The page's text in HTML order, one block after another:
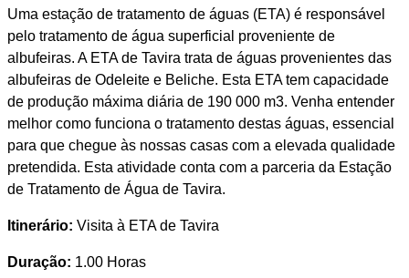
Uma estação de tratamento de águas (ETA) é responsável
pelo tratamento de água superficial proveniente de
albufeiras. A ETA de Tavira trata de águas provenientes das
albufeiras de Odeleite e Beliche. Esta ETA tem capacidade
de produção máxima diária de 190 000 m3. Venha entender
melhor como funciona o tratamento destas águas, essencial
para que chegue às nossas casas com a elevada qualidade
pretendida. Esta atividade conta com a parceria da Estação
de Tratamento de Água de Tavira.
Itinerário: Visita à ETA de Tavira
Duração: 1.00 Horas